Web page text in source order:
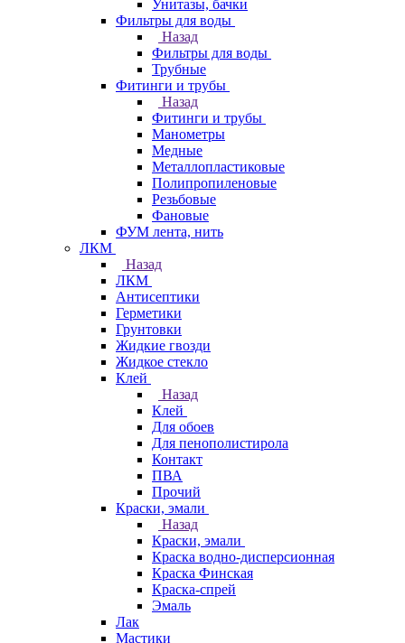
Унитазы, бачки
Фильтры для воды
Назад
Фильтры для воды
Трубные
Фитинги и трубы
Назад
Фитинги и трубы
Манометры
Медные
Металлопластиковые
Полипропиленовые
Резьбовые
Фановые
ФУМ лента, нить
ЛКМ
Назад
ЛКМ
Антисептики
Герметики
Грунтовки
Жидкие гвозди
Жидкое стекло
Клей
Назад
Клей
Для обоев
Для пенополистирола
Контакт
ПВА
Прочий
Краски, эмали
Назад
Краски, эмали
Краска водно-дисперсионная
Краска Финская
Краска-спрей
Эмаль
Лак
Мастики